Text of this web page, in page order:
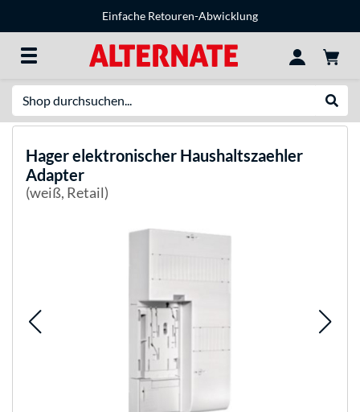
Einfache Retouren-Abwicklung
Hagerelektronischer Haushaltszaehler
Adapter
(weiß, Retail)